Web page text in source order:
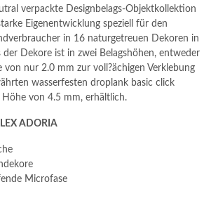
verpackte Designbelags-Objektkollektion
Eigenentwicklung speziell für den
in 16 naturgetreuen Dekoren in
der Dekore ist in zwei Belagshöhen, entweder
nur 2.0 mm zur voll?ächigen Verklebung
wasserfesten droplank basic click
Höhe von 4.5 mm, erhältlich.
ADORIA
Microfase